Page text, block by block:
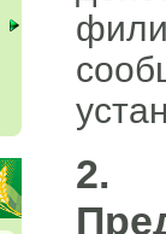
2.